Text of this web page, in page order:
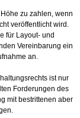
zu zahlen, wenn
veröffentlicht wird.
für Layout- und
Vereinbarung ein
an.
ist nur
Forderungen des
mit bestrittenen aber